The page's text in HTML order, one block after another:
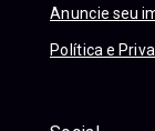
Anuncie seu
Política e